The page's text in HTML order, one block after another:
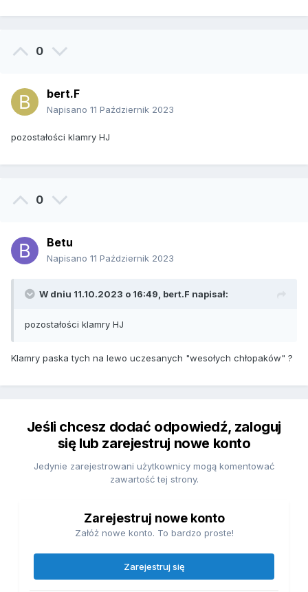
0
bert.F
Napisano 11 Październik 2023
pozostałości klamry HJ
0
Betu
Napisano 11 Październik 2023
W dniu 11.10.2023 o 16:49, bert.F napisał:
pozostałości klamry HJ
Klamry paska tych na lewo uczesanych "wesołych chłopaków" ?
Jeśli chcesz dodać odpowiedź, zaloguj
się lub zarejestruj nowe konto
Jedynie zarejestrowani użytkownicy mogą komentować
zawartość tej strony.
Zarejestruj nowe konto
Załóż nowe konto. To bardzo proste!
Zarejestruj się